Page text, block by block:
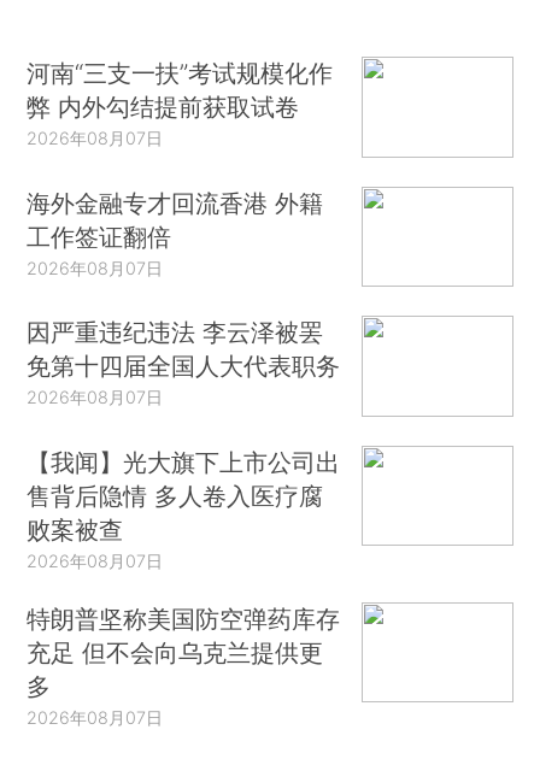
河南“三支一扶”考试规模化作
弊 内外勾结提前获取试卷
2026年08月07日
海外金融专才回流香港 外籍
工作签证翻倍
2026年08月07日
因严重违纪违法 李云泽被罢
免第十四届全国人大代表职务
2026年08月07日
【我闻】光大旗下上市公司出
售背后隐情 多人卷入医疗腐
败案被查
2026年08月07日
特朗普坚称美国防空弹药库存
充足 但不会向乌克兰提供更
多
2026年08月07日